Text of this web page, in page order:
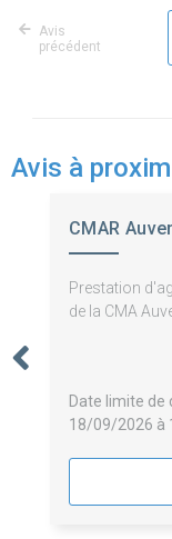
Avis
précédent
Avis à
CMAR
Prestation
de la CMA
Date limite de
18/09/2026 à